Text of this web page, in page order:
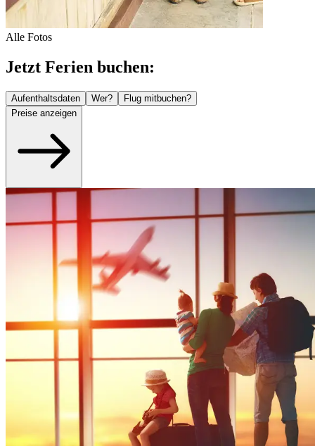
Alle Fotos
Jetzt Ferien buchen:
Aufenthaltsdaten Wer?
Flug mitbuchen?
Preise anzeigen